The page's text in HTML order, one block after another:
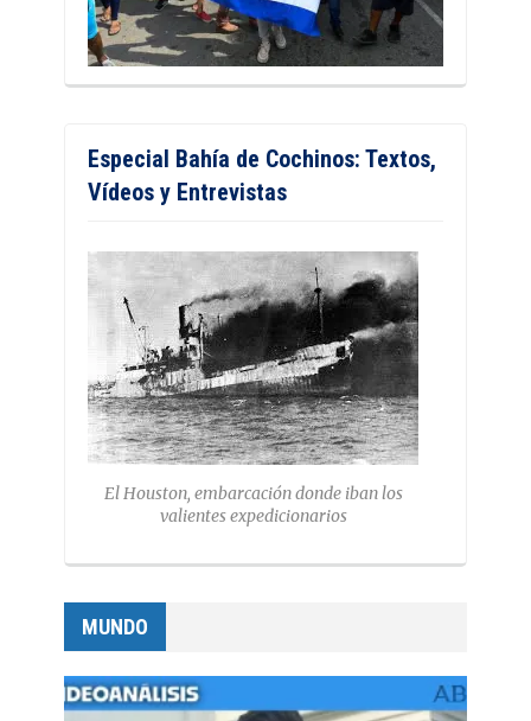
Especial Bahía de Cochinos: Textos,
Vídeos y Entrevistas
El Houston, embarcación donde iban los
valientes expedicionarios
MUNDO